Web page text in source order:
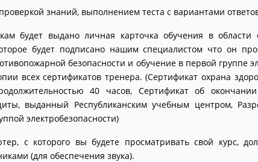
знаний, выполнением теста с вариантами
будет выдано личнaя карточкa обучения в
будет подписано нашим специалистом что он
безопасности и обучение в первой группе
всех сертификатов тренера. (Сертификат охранa
40 часов, Сертификат об окончании
выданный Республиканским учебным центром,
электробезопасности)
с которого вы будете просматривать свой курс,
(для обеспечения звука).